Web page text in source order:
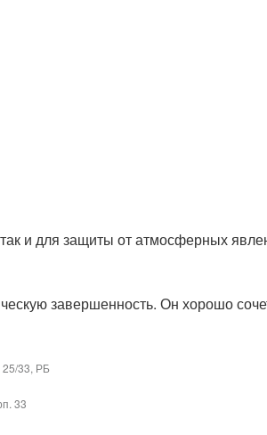
и для защиты от атмосферных
завершенность. Он хорошо
25/33, РБ
33